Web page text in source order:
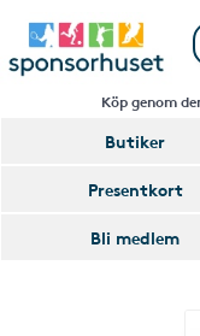
Köp genom
Butiker
Presentkort
Bli medlem